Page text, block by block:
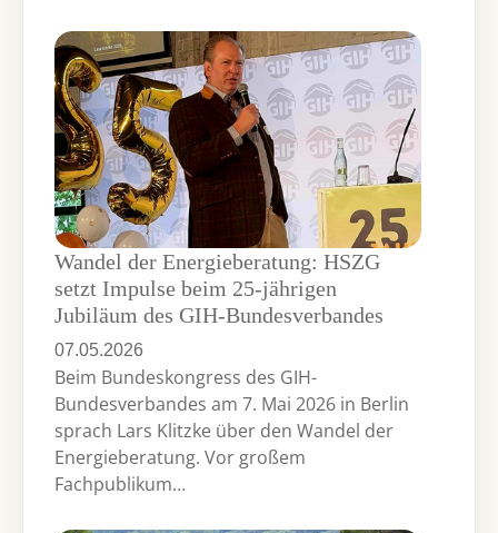
Wandel der Energieberatung: HSZG
setzt Impulse beim 25-jährigen
Jubiläum des GIH-Bundesverbandes
07.05.2026
Beim Bundeskongress des GIH-
Bundesverbandes am 7. Mai 2026 in Berlin
sprach Lars Klitzke über den Wandel der
Energieberatung. Vor großem
Fachpublikum…